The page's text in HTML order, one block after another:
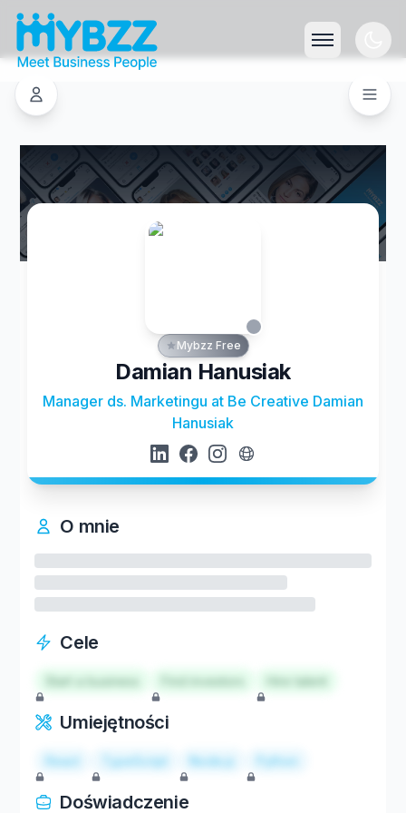
Mybzz Free
Damian Hanusiak
Manager ds. Marketingu at Be Creative Damian
Hanusiak
O mnie
Cele
Start a business Hire talent
Umiejętności
React TypeScript Node.js Python
Doświadczenie